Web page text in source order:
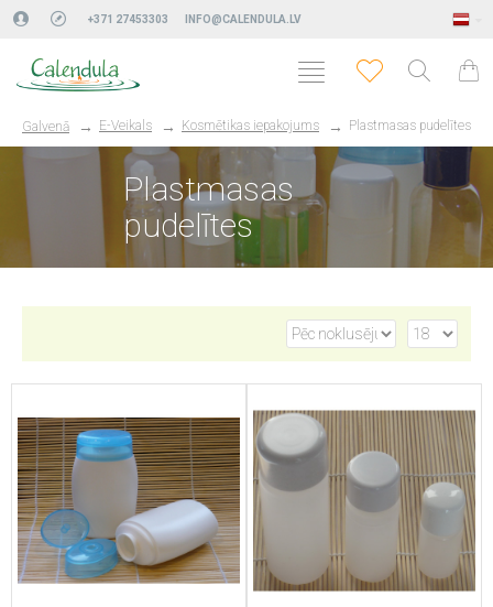
+371 27453303 INFO@CALENDULA.LV
Galvenā E-Veikals Kosmētikas iepakojums Plastmasas pudelītes
Plastmasas
pudelītes